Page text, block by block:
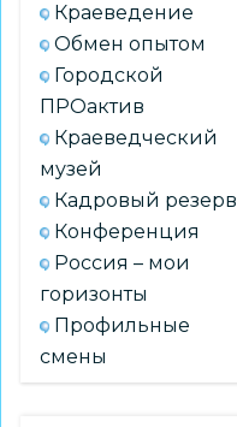
Краеведение
Обмен опытом
Городской
ПРОактив
Краеведческий
музей
Кадровый резерв
Конференция
Россия – мои
горизонты
Профильные
смены